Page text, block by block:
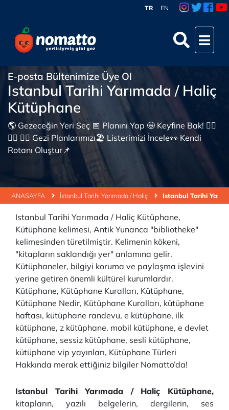
TR EN
ANASAYFA İstanbul Tarihi Yarımada / Haliç Istanbul Tarihi
E-posta Bültenimize Üye Ol
Istanbul Tarihi Yarımada / Haliç
Kütüphane
🌎 Gezeceğin Yeri Seç 📅 Planını Yap 🤩 Keyfine Bak! 👇🏼
👇🏼 👇🏼 Gezi Planlarımızı🏖 Listerimizi İncele👀 Kendi
Rotanı Oluştur📌
Istanbul Tarihi Yarımada / Haliç Kütüphane,
Kütüphane kelimesi, Antik Yunanca "bibliothēkē"
kelimesinden türetilmiştir. Kelimenin kökeni,
"kitapların saklandığı yer" anlamına gelir.
Kütüphaneler, bilgiyi koruma ve paylaşma işlevini
yerine getiren önemli kültürel kurumlardır.
Kütüphane, Kütüphane Kuralları, Kütüphane,
Kütüphane Nedir, Kütüphane Kuralları, kütüphane
haftası, kütüphane randevu, e kütüphane, ilk
kütüphane, z kütüphane, mobil kütüphane, e devlet
kütüphane, sessiz kütüphane, sesli kütüphane,
kütüphane vip yayınları, Kütüphane Türleri
Hakkında merak ettiğiniz bilgiler Nomatto’da!
Istanbul Tarihi Yarımada / Haliç Kütüphane,
kitapların, yazılı belgelerin, dergilerin, ses